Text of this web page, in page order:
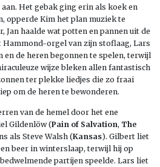
Het gebak ging erin als koek en
opperde Kim het plan muziek te
Jan haalde wat potten en pannen uit de
Hammond-orgel van zijn stoflaag, Lars
en de heren begonnen te spelen, terwijl
wijze bleken allen fantastisch
ter plekke liedjes die zo fraai
om de heren te bewonderen.
van de hemel door het ene
Gildenlöw (Pain of Salvation, The
als Steve Walsh (Kansas). Gilbert liet
beer in winterslaap, terwijl hij op
partijen speelde. Lars liet